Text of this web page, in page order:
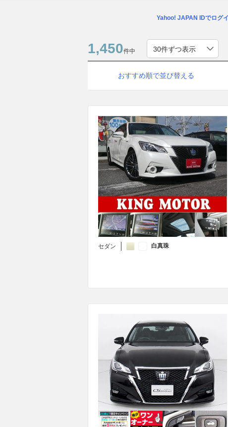
Yahoo! JAPAN IDでログ
1,450件中
おすすめ順で並び替える
セダン 白真珠